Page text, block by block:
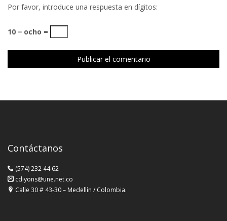
Por favor, introduce una respuesta en dígitos:
10 − ocho =
Contáctanos
(574) 232 44 62
cdiyons@une.net.co
Calle 30 # 43-30 – Medellín / Colombia.